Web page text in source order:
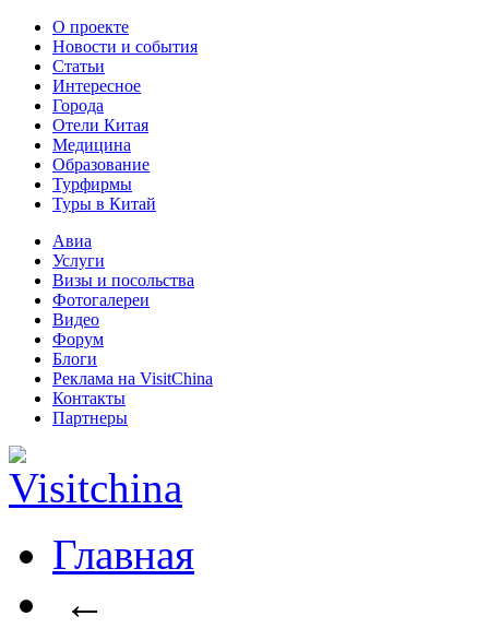
О проекте
Новости и события
Статьи
Интересное
Города
Отели Китая
Медицина
Образование
Турфирмы
Туры в Китай
Авиа
Услуги
Визы и посольства
Фотогалереи
Видео
Форум
Блоги
Реклама на VisitChina
Контакты
Партнеры
Главная
←